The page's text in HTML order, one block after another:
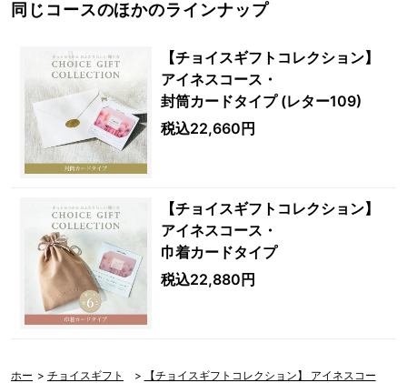
同じコースのほかのラインナップ
【チョイスギフトコレクション】
アイネスコース・
封筒カードタイプ (レター109)
税込22,660円
【チョイスギフトコレクション】
アイネスコース・
巾着カードタイプ
税込22,880円
ホー > チョイスギフト
>
【チョイスギフトコレクション】 アイネスコー